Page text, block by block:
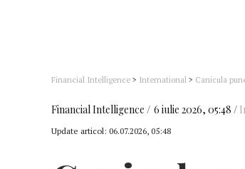
Financial Intelligence > International > Canicula
Financial Intelligence 6 iulie 2026, 05:48
Update articol: 06.07.2026, 05:48